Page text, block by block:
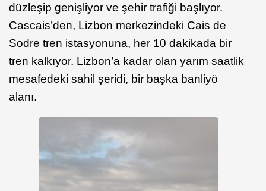
düzleşip genişliyor ve şehir trafiği başlıyor.
Cascais’den, Lizbon merkezindeki Cais de
Sodre tren istasyonuna, her 10 dakikada bir
tren kalkıyor. Lizbon’a kadar olan yarım saatlik
mesafedeki sahil şeridi, bir başka banliyö
alanı.